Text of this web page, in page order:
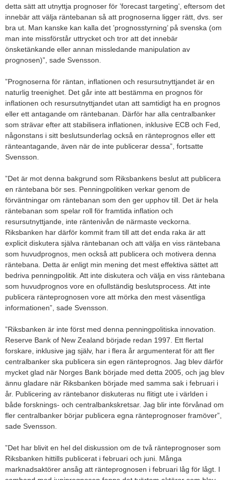
detta sätt att utnyttja prognoser för ’forecast targeting’, eftersom det
innebär att välja räntebanan så att prognoserna ligger rätt, dvs. ser
bra ut. Man kanske kan kalla det ’prognosstyrning’ på svenska (om
man inte missförstår uttrycket och tror att det innebär
önsketänkande eller annan missledande manipulation av
prognosen)”, sade Svensson.
”Prognoserna för räntan, inflationen och resursutnyttjandet är en
naturlig treenighet. Det går inte att bestämma en prognos för
inflationen och resursutnyttjandet utan att samtidigt ha en prognos
eller ett antagande om räntebanan. Därför har alla centralbanker
som strävar efter att stabilisera inflationen, inklusive ECB och Fed,
någonstans i sitt beslutsunderlag också en ränteprognos eller ett
ränteantagande, även när de inte publicerar dessa”, fortsatte
Svensson.
”Det är mot denna bakgrund som Riksbankens beslut att publicera
en räntebana bör ses. Penningpolitiken verkar genom de
förväntningar om räntebanan som den ger upphov till. Det är hela
räntebanan som spelar roll för framtida inflation och
resursutnyttjande, inte räntenivån de närmaste veckorna.
Riksbanken har därför kommit fram till att det enda raka är att
explicit diskutera själva räntebanan och att välja en viss räntebana
som huvudprognos, men också att publicera och motivera denna
räntebana. Detta är enligt min mening det mest effektiva sättet att
bedriva penningpolitik. Att inte diskutera och välja en viss räntebana
som huvudprognos vore en ofullständig beslutsprocess. Att inte
publicera ränteprognosen vore att mörka den mest väsentliga
informationen”, sade Svensson.
”Riksbanken är inte först med denna penningpolitiska innovation.
Reserve Bank of New Zealand började redan 1997. Ett flertal
forskare, inklusive jag själv, har i flera år argumenterat för att fler
centralbanker ska publicera sin egen ränteprognos. Jag blev därför
mycket glad när Norges Bank började med detta 2005, och jag blev
ännu gladare när Riksbanken började med samma sak i februari i
år. Publicering av räntebanor diskuteras nu flitigt ute i världen i
både forsknings- och centralbankskretsar. Jag blir inte förvånad om
fler centralbanker börjar publicera egna ränteprognoser framöver”,
sade Svensson.
”Det har blivit en hel del diskussion om de två ränteprognoser som
Riksbanken hittills publicerat i februari och juni. Många
marknadsaktörer ansåg att ränteprognosen i februari låg för lågt. I